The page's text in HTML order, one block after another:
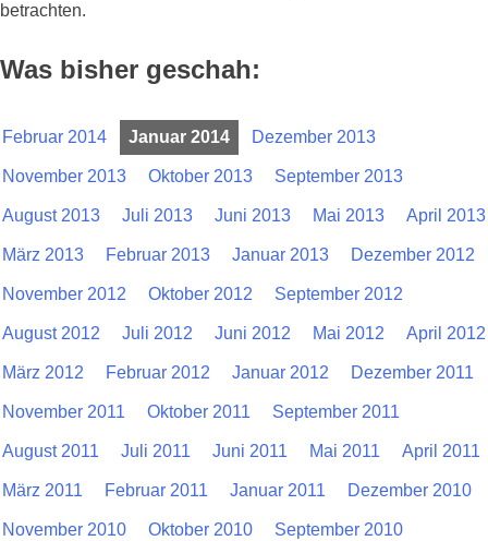
betrachten.
Was bisher geschah:
Februar 2014 Januar 2014 Dezember 2013
November 2013 Oktober 2013 September 2013
August 2013 Juli 2013 Juni 2013 Mai 2013 April 2013
März 2013 Februar 2013 Januar 2013 Dezember 2012
November 2012 Oktober 2012 September 2012
August 2012 Juli 2012 Juni 2012 Mai 2012 April 2012
März 2012 Februar 2012 Januar 2012 Dezember 2011
November 2011 Oktober 2011 September 2011
August 2011 Juli 2011 Juni 2011 Mai 2011 April 2011
März 2011 Februar 2011 Januar 2011 Dezember 2010
November 2010 Oktober 2010 September 2010